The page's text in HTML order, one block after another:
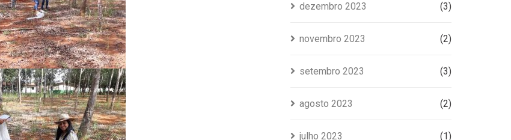
dezembro 2023 (3)
novembro 2023 (2)
setembro 2023 (3)
agosto 2023 (2)
julho 2023 (1)